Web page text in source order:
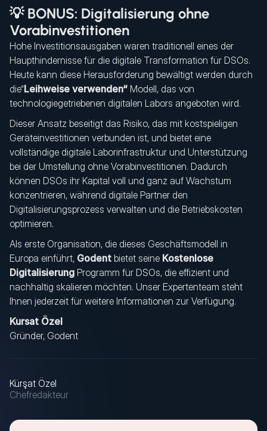
💡 BONUS: Digitalisierung ohne
Vorabinvestitionen
Hohe Investitionsausgaben waren traditionell eines der
Haupthindernisse für die digitale Transformation für DSOs.
Heute kann diese Herausforderung bewältigt werden durch
die“Leihweise verwenden“ Modell, das von
technologiegetriebenen digitalen Labors angeboten wird.
Dieser Ansatz beseitigt das Risiko, das mit kostspieligen
Geräteinvestitionen verbunden ist, und bietet eine
vollständige digitale Laborinfrastruktur und Unterstützung
bei der Umstellung ohne Vorabinvestitionen. Dadurch
können DSOs ihr Kapital voll und ganz auf Wachstum
konzentrieren, während digitale Partner den
Digitalisierungsprozess verwalten und die Betriebskosten
optimieren.
Als erste Organisation, die dieses Geschäftsmodell in
Europa einführt, Godent bietet seine Kostenlose
Digitalisierung Programm für DSOs, die effizient und
nachhaltig skalieren möchten. Unser Expertenteam steht
Ihnen jederzeit für weitere Informationen zur Verfügung.
Kursat Özel
Gründer, Godent
Kürşat Özel
Chefredakteur